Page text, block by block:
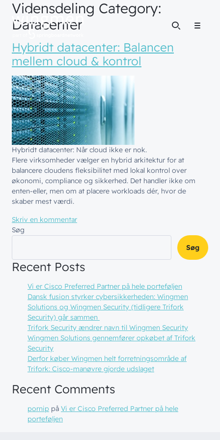
Sikkerhed
// HVEM VI ER
// BLIV INSPIRERET
Nyheder & presse
Menu
Vidensdeling Category:
Datacenter
Hybridt datacenter: Balancen
mellem cloud & kontrol
Hybridt datacenter: Når cloud ikke er nok.
Flere virksomheder vælger en hybrid arkitektur for at
balancere cloudens fleksibilitet med lokal kontrol over
økonomi, compliance og sikkerhed. Det handler ikke om
enten-eller, men om at placere workloads dér, hvor de
skaber mest værdi.
Skriv en kommentartil Hybridt datacenter: Balancen mellem
Søg
Søg
Recent Posts
Vi er Cisco Preferred Partner på hele porteføljen
Dansk fusion styrker cybersikkerheden: Wingmen
Solutions og Wingmen Security (tidligere Trifork
Security) går sammen
Trifork Security ændrer navn til Wingmen Security
Wingmen Solutions gennemfører opkøbet af Trifork
Security
Derfor køber Wingmen helt forretningsområde af
Trifork: Cisco-manøvre gjorde udslaget
Recent Comments
pornip på Vi er Cisco Preferred Partner på hele
porteføljen